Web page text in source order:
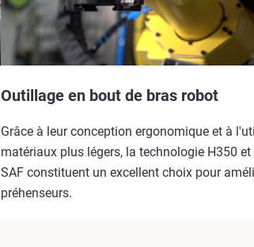
Outillage en bout de bras robot
Grâce à leur conception ergonomique et à
matériaux plus légers, la technologie H350
SAF constituent un excellent choix pour
préhenseurs.